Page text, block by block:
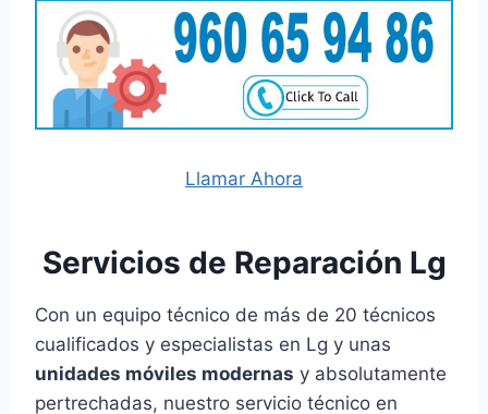
Llamar Ahora
Servicios de Reparación Lg
Con un equipo técnico de más de 20 técnicos
cualificados y especialistas en Lg y unas
unidades móviles modernas y absolutamente
pertrechadas, nuestro servicio técnico en